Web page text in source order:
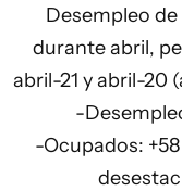
Desempleo
durante abril,
abril-21 y abril-20
-
-Ocupados: